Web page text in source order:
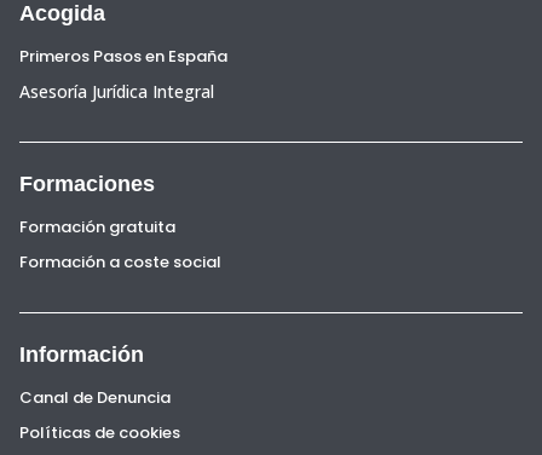
Acogida
Primeros Pasos en España
Asesoría Jurídica Integral
Formaciones
Formación gratuita
Formación a coste social
Información
Canal de Denuncia
Políticas de cookies